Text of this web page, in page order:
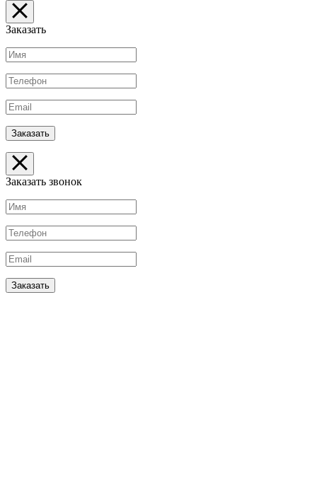
Заказать
Заказать звонок